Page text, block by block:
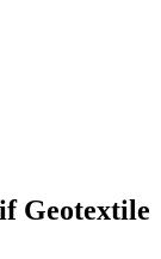
Geotextile